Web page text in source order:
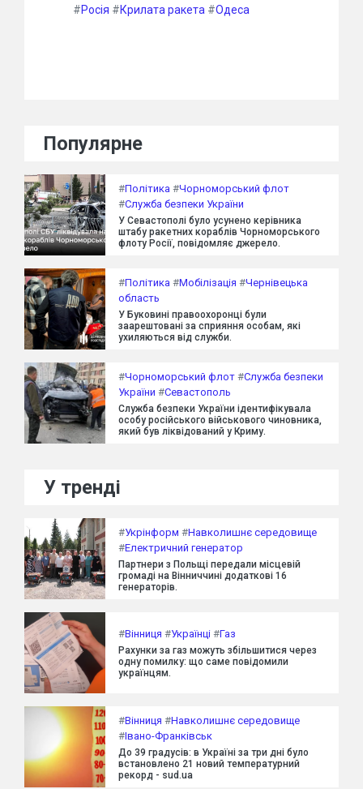
#Росія #Крилата ракета #Одеса
Популярне
#Політика #Чорноморський флот
#Служба безпеки України
У Севастополі було усунено керівника
штабу ракетних кораблів Чорноморського
флоту Росії, повідомляє джерело.
#Політика #Мобілізація #Чернівецька
область
У Буковині правоохоронці були
заарештовані за сприяння особам, які
ухиляються від служби.
#Чорноморський флот #Служба безпеки
України #Севастополь
Служба безпеки України ідентифікувала
особу російського військового чиновника,
який був ліквідований у Криму.
У тренді
#Укрінформ #Навколишнє середовище
#Електричний генератор
Партнери з Польщі передали місцевій
громаді на Вінниччині додаткові 16
генераторів.
#Вінниця #Українці #Газ
Рахунки за газ можуть збільшитися через
одну помилку: що саме повідомили
українцям.
#Вінниця #Навколишнє середовище
#Івано-Франківськ
До 39 градусів: в Україні за три дні було
встановлено 21 новий температурний
рекорд - sud.ua